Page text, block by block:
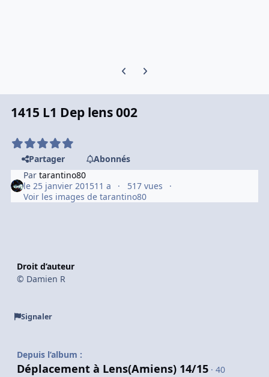
Previous carousel slide
Next carousel slide
1415 L1 Dep lens 002
Partager
Abonnés
Partarantino80
le 25 janvier 201511 a
517 vues
Voir les images de tarantino80
Droit d’auteur
© Damien R
Signaler
Depuis l’album :
Déplacement à Lens(Amiens) 14/15 · 40